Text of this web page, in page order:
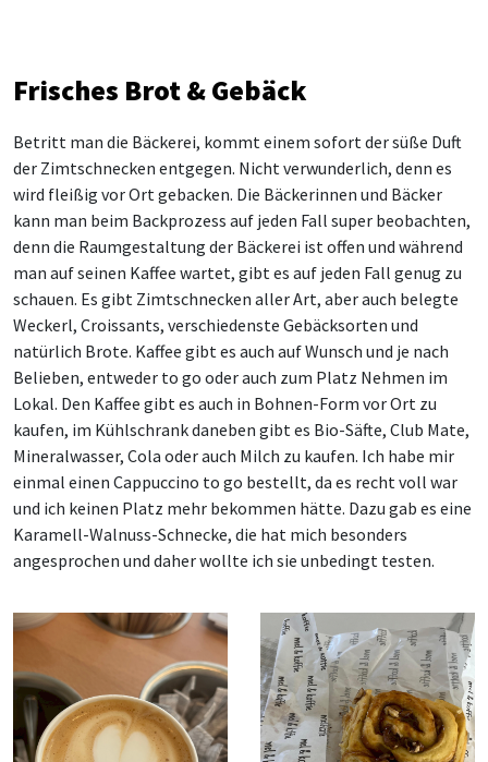
Frisches Brot & Gebäck
Betritt man die Bäckerei, kommt einem sofort der süße Duft
der Zimtschnecken entgegen. Nicht verwunderlich, denn es
wird fleißig vor Ort gebacken. Die Bäckerinnen und Bäcker
kann man beim Backprozess auf jeden Fall super beobachten,
denn die Raumgestaltung der Bäckerei ist offen und während
man auf seinen Kaffee wartet, gibt es auf jeden Fall genug zu
schauen. Es gibt Zimtschnecken aller Art, aber auch belegte
Weckerl, Croissants, verschiedenste Gebäcksorten und
natürlich Brote. Kaffee gibt es auch auf Wunsch und je nach
Belieben, entweder to go oder auch zum Platz Nehmen im
Lokal. Den Kaffee gibt es auch in Bohnen-Form vor Ort zu
kaufen, im Kühlschrank daneben gibt es Bio-Säfte, Club Mate,
Mineralwasser, Cola oder auch Milch zu kaufen. Ich habe mir
einmal einen Cappuccino to go bestellt, da es recht voll war
und ich keinen Platz mehr bekommen hätte. Dazu gab es eine
Karamell-Walnuss-Schnecke, die hat mich besonders
angesprochen und daher wollte ich sie unbedingt testen.